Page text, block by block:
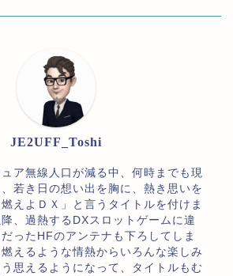
JE2UFF_Toshi
ア無線人口が減る中、何時までも現
若き日の想い出を胸に、熱き思いを
えよＤＸ」と言うタイトルを付けま
、過熱するDXスロットゲームに違
ったHFのアンテナも下ろしてしま
えるような情熱からいろんな楽しみ
思えるようになって、タイトルもむ